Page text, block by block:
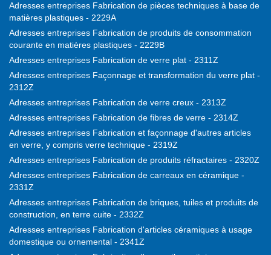
Adresses entreprises Fabrication de pièces techniques à base de
matières plastiques - 2229A
Adresses entreprises Fabrication de produits de consommation
courante en matières plastiques - 2229B
Adresses entreprises Fabrication de verre plat - 2311Z
Adresses entreprises Façonnage et transformation du verre plat -
2312Z
Adresses entreprises Fabrication de verre creux - 2313Z
Adresses entreprises Fabrication de fibres de verre - 2314Z
Adresses entreprises Fabrication et façonnage d'autres articles
en verre, y compris verre technique - 2319Z
Adresses entreprises Fabrication de produits réfractaires - 2320Z
Adresses entreprises Fabrication de carreaux en céramique -
2331Z
Adresses entreprises Fabrication de briques, tuiles et produits de
construction, en terre cuite - 2332Z
Adresses entreprises Fabrication d'articles céramiques à usage
domestique ou ornemental - 2341Z